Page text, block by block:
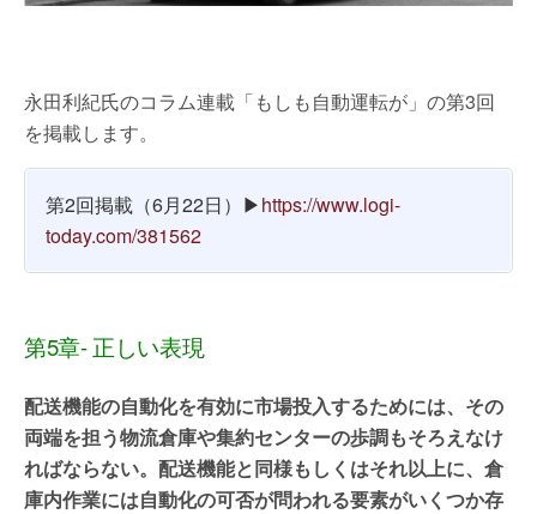
永田利紀氏のコラム連載「もしも自動運転が」の第3回
を掲載します。
第2回掲載（6月22日）▶https://www.logi-
today.com/381562
第5章- 正しい表現
配送機能の自動化を有効に市場投入するためには、その
両端を担う物流倉庫や集約センターの歩調もそろえなけ
ればならない。配送機能と同様もしくはそれ以上に、倉
庫内作業には自動化の可否が問われる要素がいくつか存